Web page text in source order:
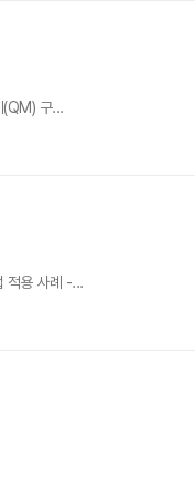
(QM) 구...
적용 사례 -...